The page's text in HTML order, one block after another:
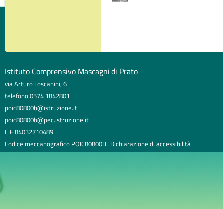
Istituto Comprensivo Mascagni di Prato
via Arturo Toscanini, 6
telefono 0574 1842801
poic80800b@istruzione.it
poic80800b@pec.istruzione.it
C.F 84032710489
Codice meccanografico POIC80800B Dichiarazione di accessibilità